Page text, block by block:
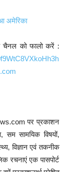
अमेरिका
चैनल को फालो करें :
पर प्रकाशन
सम सामयिक विषयों,
विज्ञान एवं तकनीक
रचनाएं एक पासपोर्ट